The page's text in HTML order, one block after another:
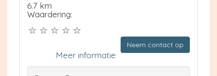
6.7 km
Waardering:
Neem contact op
Meer informatie